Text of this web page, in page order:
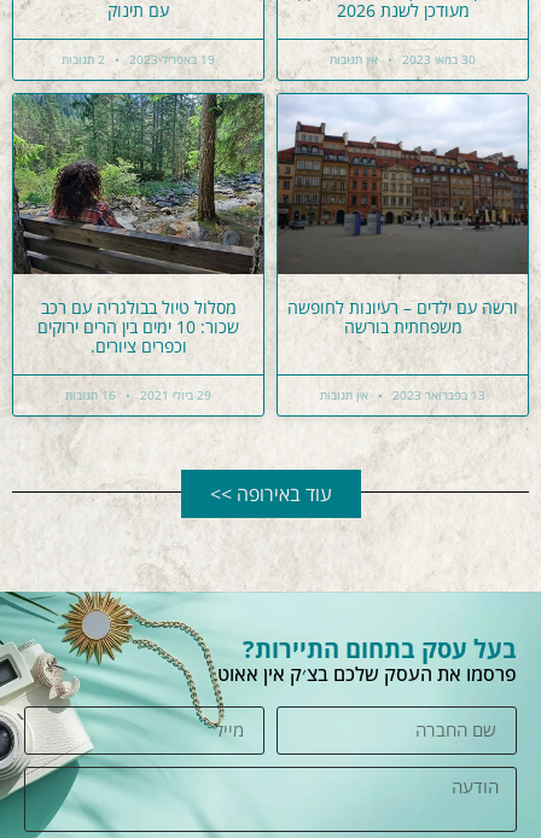
מעודכן לשנת 2026
30 במאי 2023 אין תגובות
עם תינוק
19 באפריל 2023
ורשה עם ילדים – רעיונות לחופשה
משפחתית בורשה
13 בפברואר 2023 אין תגובות
מסלול טיול בבולגריה עם רכב
שכור: 10 ימים בין הרים ירוקים
וכפרים ציורים.
29 ביולי 2021
עוד באירופה >>
בעל עסק בתחום התיירות?
פרסמו את העסק שלכם בצ׳ק אין אאוט